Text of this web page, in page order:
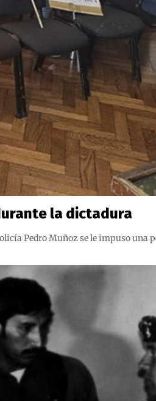
la dictadura
Pedro Muñoz se le impuso una